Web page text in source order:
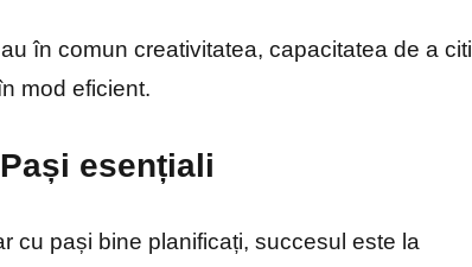
în comun creativitatea, capacitatea de a citi
mod eficient.
esențiali
cu pași bine planificați, succesul este la